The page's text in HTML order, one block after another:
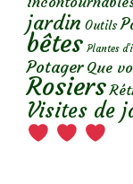
jardin Outils
bêtes Plantes
Potager Que
Rosiers
Visites de